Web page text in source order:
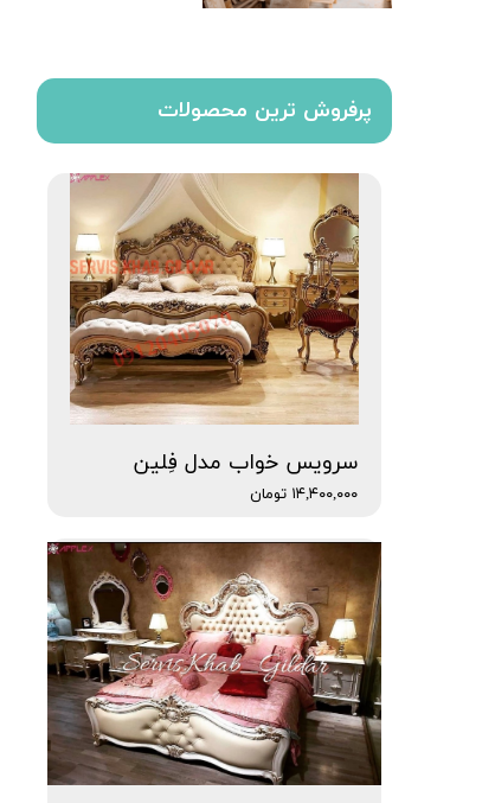
سرویس خواب مدل فِلین
۱۴,۴۰۰,۰۰۰ تومان
پرفروش ترین محصولات